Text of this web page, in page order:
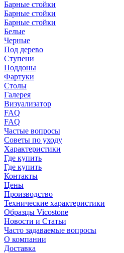
Барные стойки
Барные стойки
Барные стойки
Белые
Черные
Под дерево
Ступени
Поддоны
Фартуки
Столы
Галерея
Визуализатор
FAQ
FAQ
Частые вопросы
Советы по уходу
Характеристики
Где купить
Где купить
Контакты
Цены
Производство
Технические характеристики
Образцы Vicostone
Новости и Статьи
Часто задаваемые вопросы
О компании
Доставка